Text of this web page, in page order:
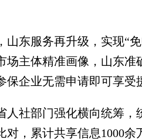
东服务再升级，实现“免
场主体精准画像，山东准
企业无需申请即可享受
社部门强化横向统筹，
对，累计共享信息1000